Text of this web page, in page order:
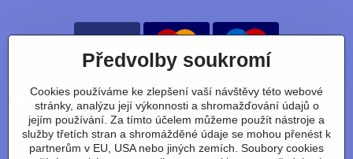
Nájdete nás taky na:
Facebook Instagram Youtube Tiktok
Předvolby soukromí
Cookies používáme ke zlepšení vaší návštěvy této webové
stránky, analýzu její výkonnosti a shromažďování údajů o
jejím používání. Za tímto účelem můžeme použít nástroje a
služby třetích stran a shromážděné údaje se mohou přenést k
partnerům v EU, USA nebo jiných zemích. Soubory cookies